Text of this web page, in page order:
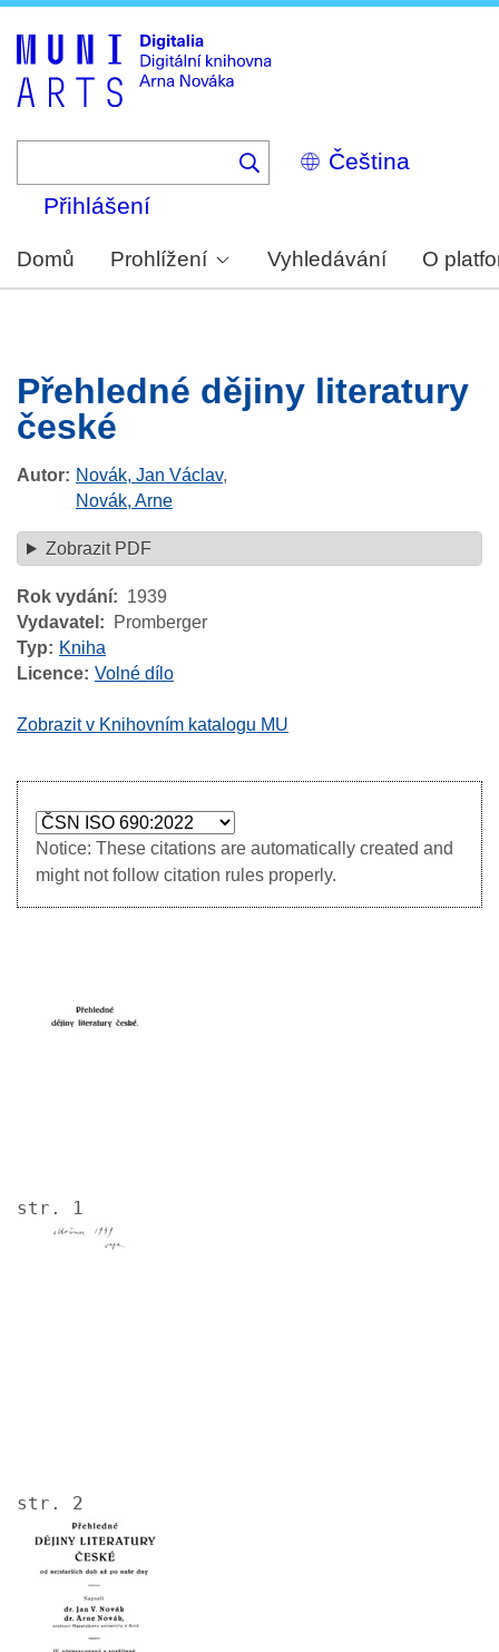
Select
your
Přihlášení
Domů Prohlížení Vyhledávání O
Přehledné dějiny literatury
české
Autor Novák, Jan Václav,
Novák, Arne
Zobrazit PDF
Rok vydání
1939
Vydavatel
Promberger
Typ
Kniha
Licence Volné dílo
Zobrazit v Knihovním katalogu MU
Notice: These citations are automatically created and
might not follow citation rules properly.
str. 1
Image
str. 2